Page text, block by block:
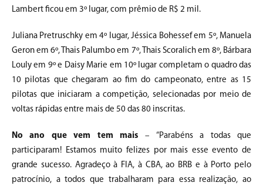
Lambert ficou em 3º lugar, com prêmio de R$ 2 mil.
Juliana Pretruschky em 4º lugar, Jéssica Bohessef em 5º, Manuela
Geron em 6º, Thais Palumbo em 7º, Thais Scoralich em 8º, Bárbara
Louly em 9º e Daisy Marie em 10º lugar completam o quadro das
10 pilotas que chegaram ao fim do campeonato, entre as 15
pilotas que iniciaram a competição, selecionadas por meio de
voltas rápidas entre mais de 50 das 80 inscritas.
No ano que vem tem mais – “Parabéns a todas que
participaram! Estamos muito felizes por mais esse evento de
grande sucesso. Agradeço à FIA, à CBA, ao BRB e à Porto pelo
patrocínio, a todos que trabalharam para essa realização, ao